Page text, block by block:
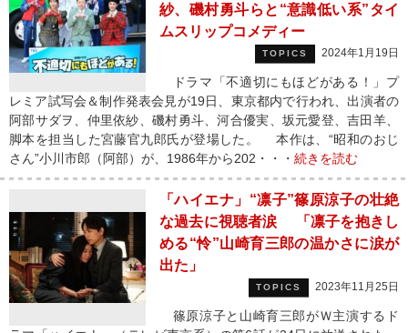
紗、磯村勇斗らと“意識低い系”タイ
ムスリップコメディー
TOPICS 2024年1月19日
ドラマ「不適切にもほどがある！」プ
レミア試写会＆制作発表会見が19日、東京都内で行われ、出演者の
阿部サダヲ、仲里依紗、磯村勇斗、河合優実、坂元愛登、吉田羊、
脚本を担当した宮藤官九郎氏が登場した。 本作は、“昭和のおじ
さん”小川市郎（阿部）が、1986年から202・・・ 続きを読む
「ハイエナ」“凛子”篠原涼子の壮絶
な過去に視聴者涙 「凛子を抱きし
める“怜”山崎育三郎の温かさに涙が
出た」
TOPICS 2023年11月25日
篠原涼子と山崎育三郎がＷ主演するド